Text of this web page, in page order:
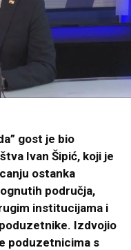
gost je bio
Ivan Šipić, koji je
ostanka
područja,
institucijama i
Izdvojio
poduzetnicima s